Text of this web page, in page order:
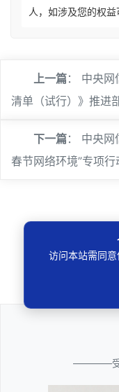
人，如涉及您的权益
上一篇： 中央网
清单（试行）》推进
下一篇： 中央网
春节网络环境”专项行
————受
访问本站需同意